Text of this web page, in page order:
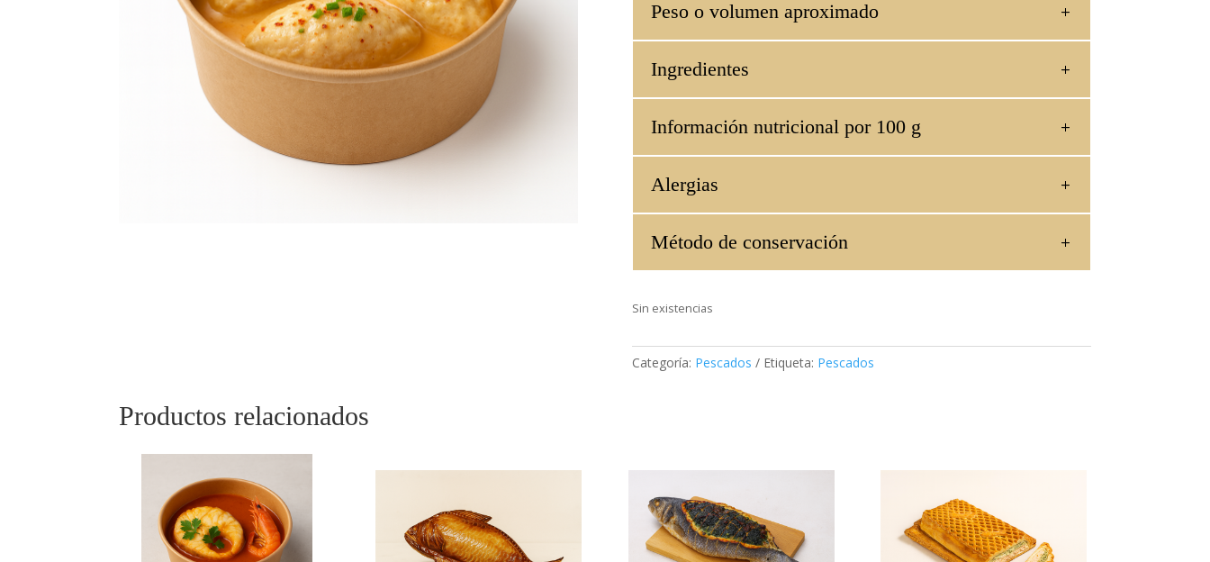
Peso o volumen aproximado
Ingredientes
Información nutricional por 100 g
Alergias
Método de conservación
Sin existencias
Categoría: Pescados Etiqueta: Pescados
Productos relacionados